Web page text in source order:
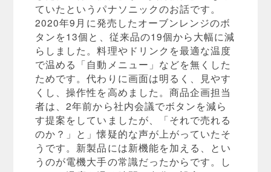
ていたというパナソニックのお話です。
2020年9月に発売したオーブンレンジのボ
タンを13個と、従来品の19個から大幅に減
らしました。料理やドリンクを最適な温度
で温める「自動メニュー」などを無くした
ためです。代わりに画面は明るく、見やす
くし、操作性を高めました。商品企画担当
者は、2年前から社内会議でボタンを減ら
す提案をしていましたが、「それで売れる
のか？」と」懐疑的な声が上がっていたそ
うです。新製品には新機能を加える、とい
うのが電機大手の常識だったからです。し